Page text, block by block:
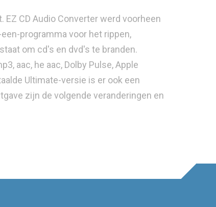
CD Audio Converter werd voorheen
programma voor het rippen,
om cd's en dvd's te branden.
aac, he aac, Dolby Pulse, Apple
Ultimate-versie is er ook een
zijn de volgende veranderingen en